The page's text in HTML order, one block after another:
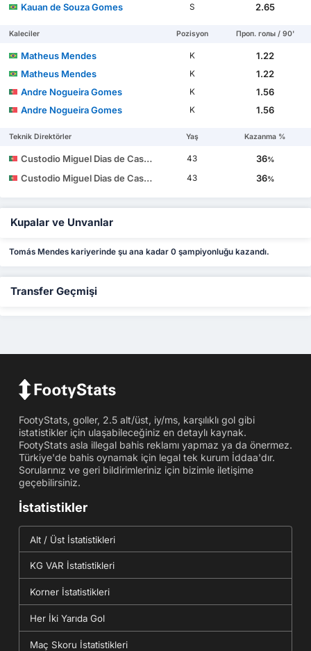
Kauan de Souza Gomes
S 2.65
Kaleciler Pozisyon Проп. голы / 90'
Matheus Mendes K
1.22
Matheus Mendes
K
1.22
Andre Nogueira Gomes
K
1.56
Andre Nogueira Gomes
K 1.56
Teknik Direktörler Yaş Kazanma %
Custodio Miguel Dias de Castro 43 36%
Custodio Miguel Dias de Castro 43 36%
Kupalar ve Unvanlar
Tomás Mendes kariyerinde şu ana kadar 0 şampiyonluğu kazandı.
Transfer Geçmişi
FootyStats, goller, 2.5 alt/üst, iy/ms, karşılıklı gol gibi
istatistikler için ulaşabileceğiniz en detaylı kaynak.
FootyStats asla illegal bahis reklamı yapmaz ya da önermez.
Türkiye'de bahis oynamak için legal tek kurum İddaa'dır.
Sorularınız ve geri bildirimleriniz için bizimle iletişime
geçebilirsiniz.
İstatistikler
Alt / Üst İstatistikleri
KG VAR İstatistikleri
Korner İstatistikleri
Her İki Yarıda Gol
Maç Skoru İstatistikleri